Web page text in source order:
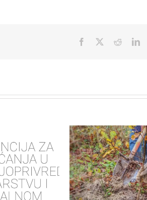
Facebook Reddit